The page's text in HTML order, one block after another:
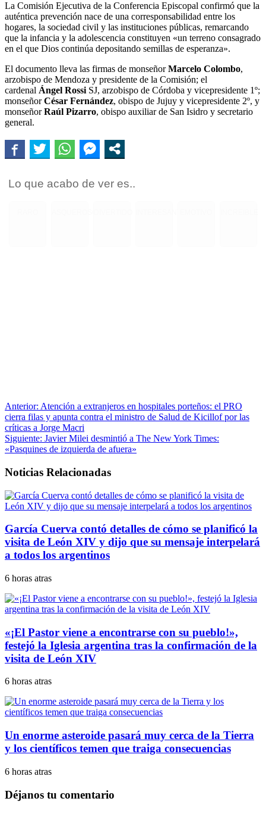
La Comisión Ejecutiva de la Conferencia Episcopal confirmó que la
auténtica prevención nace de una corresponsabilidad entre los
hogares, la sociedad civil y las instituciones públicas, remarcando
que la infancia y la adolescencia constituyen «un terreno consagrado
en el que Dios continúa depositando semillas de esperanza».
El documento lleva las firmas de monseñorMarcelo Colombo,
arzobispo de Mendoza y presidente de la Comisión; el
cardenal Ángel Rossi SJ, arzobispo de Córdoba y vicepresidente 1º;
monseñorCésar Fernández, obispo de Jujuy y vicepresidente 2º, y
monseñorRaúl Pizarro, obispo auxiliar de San Isidro y secretario
general.
Lo que acabo de ver es..
Anterior: Atención a extranjeros en hospitales porteños: el PRO
cierra filas y apunta contra el ministro de Salud de Kicillof por las
críticas a Jorge Macri
Siguiente: Javier Milei desmintió a The New York Times:
«Pasquines de izquierda de afuera»
Noticias Relacionadas
García Cuerva contó detalles de cómo se planificó la
visita de León XIV y dijo que su mensaje interpelará
a todos los argentinos
6 horas atras
«¡El Pastor viene a encontrarse con su pueblo!»,
festejó la Iglesia argentina tras la confirmación de la
visita de León XIV
6 horas atras
Un enorme asteroide pasará muy cerca de la Tierra
y los científicos temen que traiga consecuencias
6 horas atras
Déjanos tu comentario